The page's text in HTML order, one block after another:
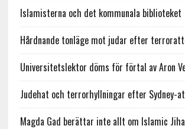
Islamisterna och det kommunala biblioteket
Hårdnande tonläge mot judar efter
Universitetslektor döms för förtal av Aron
Judehat och terrorhyllningar efter Sydney-
Magda Gad berättar inte allt om Islamic